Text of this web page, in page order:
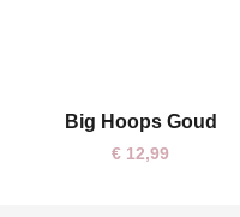
One size
Big Hoops Goud
€ 12,99